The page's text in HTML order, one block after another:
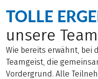
TOLLE
unsere
Wie bereits erwähnt, bei
Teamgeist, die
Vordergrund. Alle